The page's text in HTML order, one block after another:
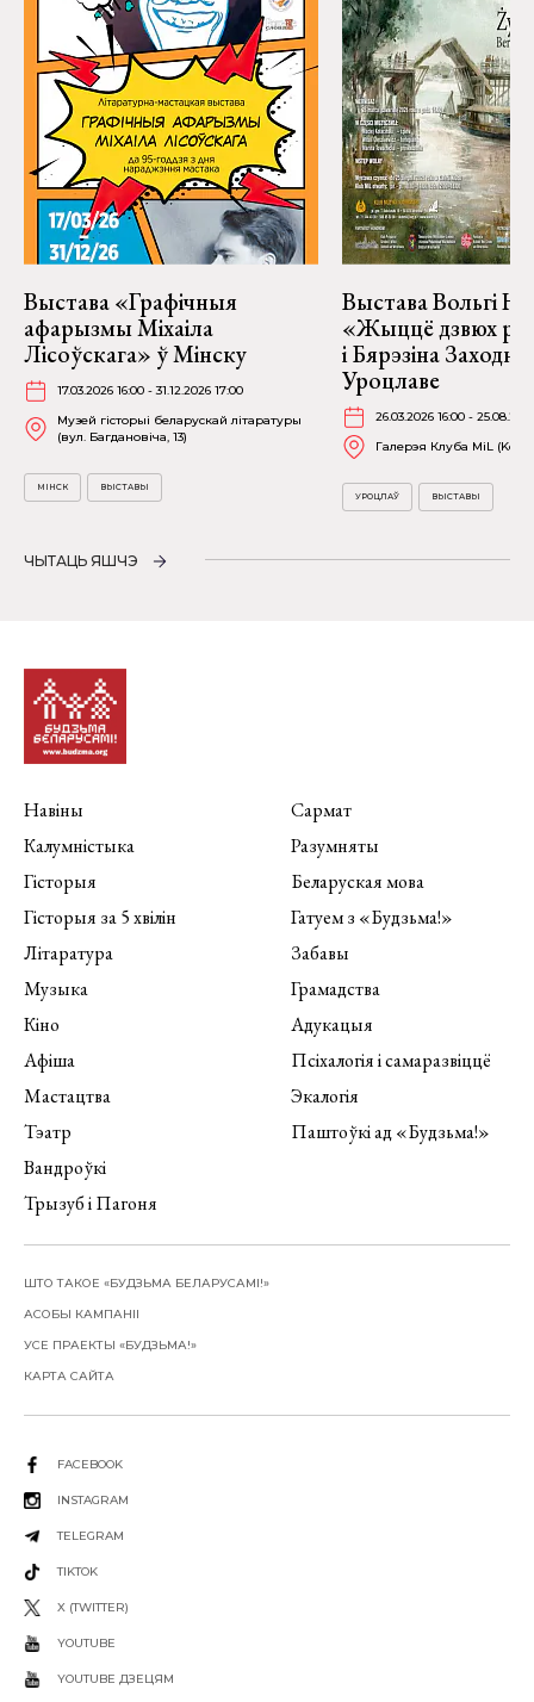
Выстава «Графічныя
афарызмы Міхаіла
Лісоўскага» ў Мінску
17.03.2026 16:00 - 31.12.2026 17:00
Музей гісторыі беларускай літаратуры
(вул. Багдановіча, 13)
МІНСК ВЫСТАВЫ
Выстава Вольгі
«Жыццё дзвюх
і Бярэзіна
Уроцлаве
26.03.2026 16:00 -
Галерэя Клуба MiL
УРОЦЛАЎ ВЫСТАВЫ
ЧЫТАЦЬ ЯШЧЭ
Навіны
Калумністыка
Гісторыя
Гісторыя за 5 хвілін
Літаратура
Музыка
Кіно
Афіша
Мастацтва
Тэатр
Вандроўкі
Трызуб і Пагоня
Сармат
Разумняты
Беларуская мова
Гатуем з «Будзьма!»
Забавы
Грамадства
Адукацыя
Псіхалогія і самаразвіццё
Экалогія
Паштоўкі ад «Будзьма!»
ШТО ТАКОЕ «БУДЗЬМА БЕЛАРУСАМІ!»
АСОБЫ КАМПАНІІ
УСЕ ПРАЕКТЫ «БУДЗЬМА!»
КАРТА САЙТА
FACEBOOK
INSTAGRAM
TELEGRAM
TIKTOK
X (TWITTER)
YOUTUBE
YOUTUBE ДЗЕЦЯМ